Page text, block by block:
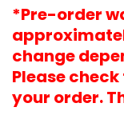
*Pre-order
change
Please
your order.